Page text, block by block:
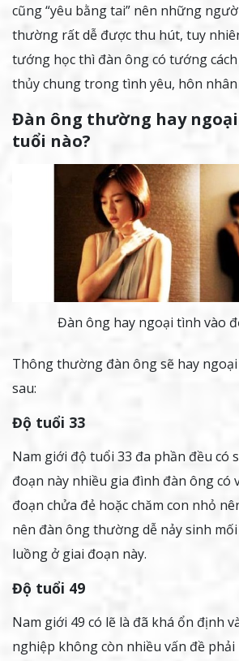
cũng “yêu bằng tai” nên những
thường rất dễ được thu hút, tuy
tướng học thì đàn ông có tướng
thủy chung trong tình yêu, hôn
Đàn ông thường hay
tuổi nào?
Đàn ông hay ngoại tình vào
Thông thường đàn ông sẽ hay
sau:
Độ tuổi 33
Nam giới độ tuổi 33 đa phần đều có
đoạn này nhiều gia đình đàn ông có
đoạn chửa đẻ hoặc chăm con nhỏ
nên đàn ông thường dễ nảy sinh
luồng ở giai đoạn này.
Độ tuổi 49
Nam giới 49 có lẽ là đã khá ổn định
nghiệp không còn nhiều vấn đề phải